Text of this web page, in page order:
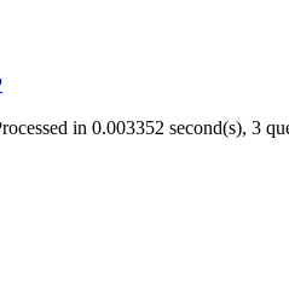
in 0.003352 second(s), 3